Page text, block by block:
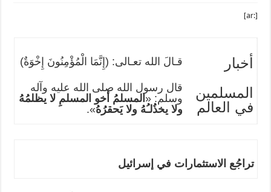
[:ar]
أخبار
المسلمين
في العالم
قـالَ الله تعـالى: (إِنَّمَا الْمُؤْمِنُونَ إِخْوَةٌ)
قال رسول الله صلى الله عليه وآله
وسلم: « المسلمُ أخو المسلمِ لا يظلمُهُ
ولا يخذُلـُهُ ولا يَحقرُهُ».
تراجُع الاستثمارات في إسرائيل